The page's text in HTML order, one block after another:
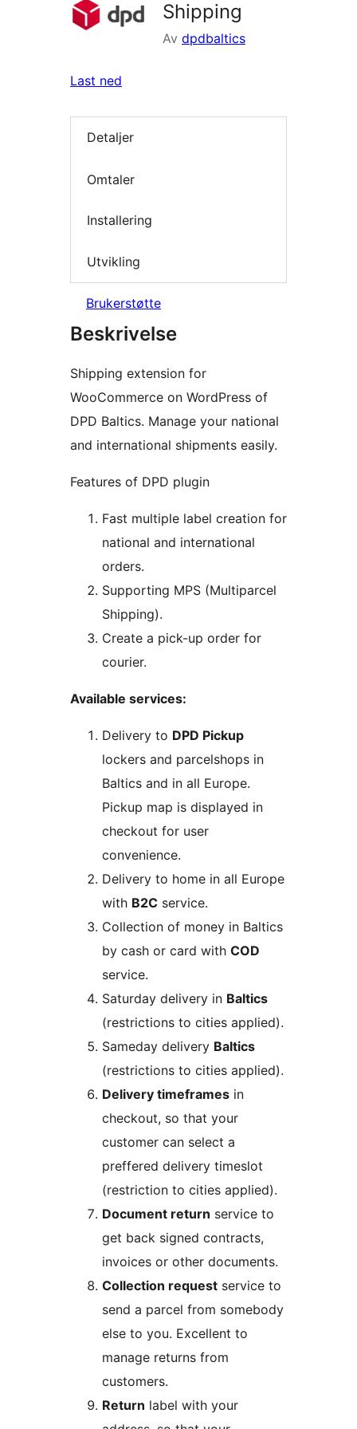
Shipping
Av dpdbaltics
Last ned
Detaljer
Omtaler
Installering
Utvikling
Brukerstøtte
Beskrivelse
Shipping extension for
WooCommerce on WordPress of
DPD Baltics. Manage your national
and international shipments easily.
Features of DPD plugin
Fast multiple label creation for
national and international
orders.
Supporting MPS (Multiparcel
Shipping).
Create a pick-up order for
courier.
Available services:
Delivery to DPD Pickup
lockers and parcelshops in
Baltics and in all Europe.
Pickup map is displayed in
checkout for user
convenience.
Delivery to home in all Europe
with B2C service.
Collection of money in Baltics
by cash or card with COD
service.
Saturday delivery in Baltics
(restrictions to cities applied).
Sameday delivery Baltics
(restrictions to cities applied).
Delivery timeframes in
checkout, so that your
customer can select a
preffered delivery timeslot
(restriction to cities applied).
Document return service to
get back signed contracts,
invoices or other documents.
Collection request service to
send a parcel from somebody
else to you. Excellent to
manage returns from
customers.
Return label with your